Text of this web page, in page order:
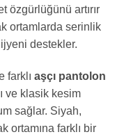
özgürlüğünü artırır
ortamlarda serinlik
destekler.
farklı aşçı pantolon
ve klasik kesim
sağlar. Siyah,
ortamına farklı bir